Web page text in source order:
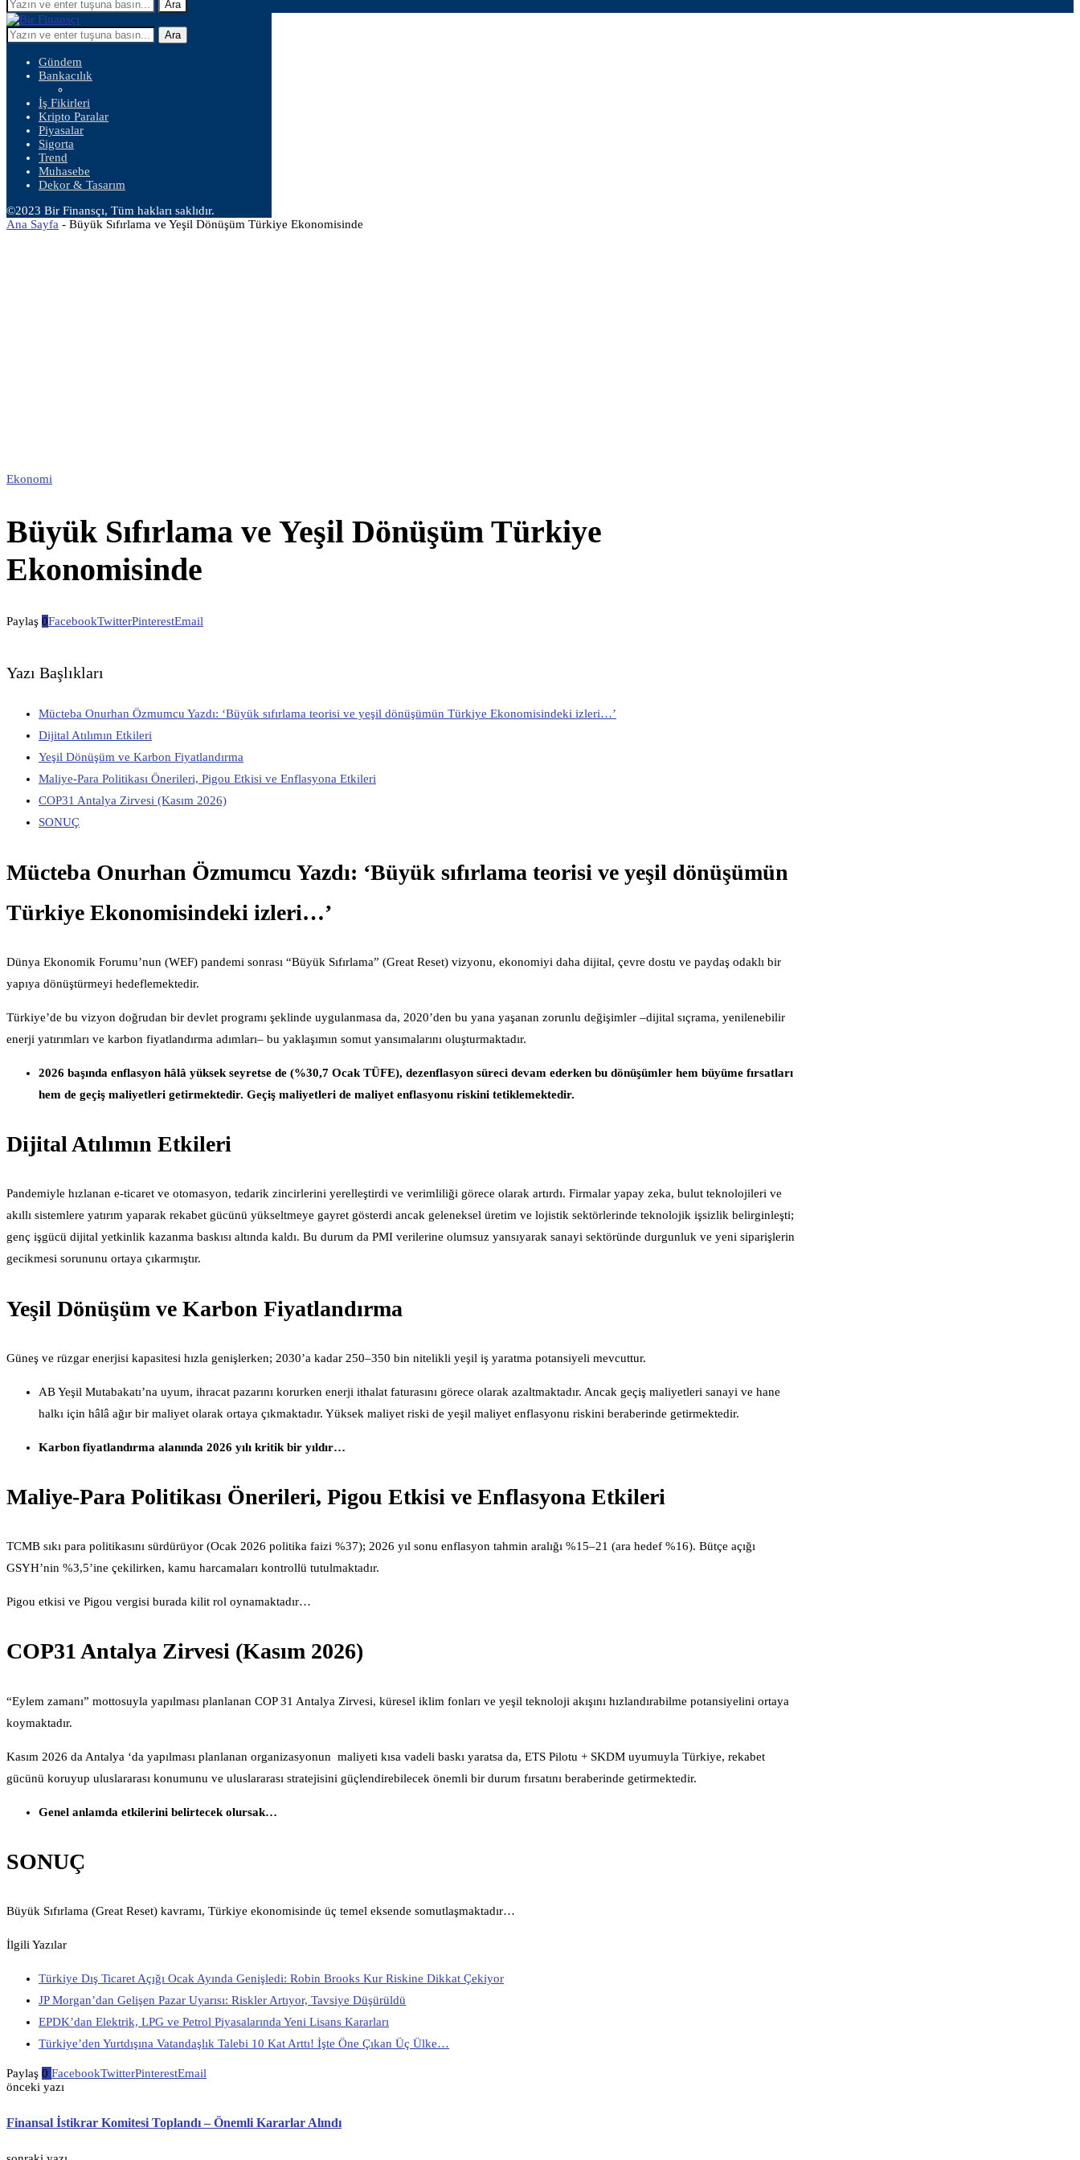
Ara
Ara
Gündem
Bankacılık
İş Fikirleri
Kripto Paralar
Piyasalar
Sigorta
Trend
Muhasebe
Dekor & Tasarım
©2023 Bir Finansçı, Tüm hakları saklıdır.
Ana Sayfa - Büyük Sıfırlama ve Yeşil Dönüşüm Türkiye Ekonomisinde
Ekonomi
Büyük Sıfırlama ve Yeşil Dönüşüm Türkiye
Ekonomisinde
Paylaş 0FacebookTwitterPinterestEmail
Yazı Başlıkları
Mücteba Onurhan Özmumcu Yazdı: ‘Büyük sıfırlama teorisi ve yeşil dönüşümün Türkiye Ekonomisindeki izleri…’
Dijital Atılımın Etkileri
Yeşil Dönüşüm ve Karbon Fiyatlandırma
Maliye-Para Politikası Önerileri, Pigou Etkisi ve Enflasyona Etkileri
COP31 Antalya Zirvesi (Kasım 2026)
SONUÇ
Mücteba Onurhan Özmumcu Yazdı: ‘Büyük sıfırlama teorisi ve yeşil dönüşümün
Türkiye Ekonomisindeki izleri…’
Dünya Ekonomik Forumu’nun (WEF) pandemi sonrası “Büyük Sıfırlama” (Great Reset) vizyonu, ekonomiyi daha dijital, çevre dostu ve paydaş odaklı bir
yapıya dönüştürmeyi hedeflemektedir.
Türkiye’de bu vizyon doğrudan bir devlet programı şeklinde uygulanmasa da, 2020’den bu yana yaşanan zorunlu değişimler –dijital sıçrama, yenilenebilir
enerji yatırımları ve karbon fiyatlandırma adımları– bu yaklaşımın somut yansımalarını oluşturmaktadır.
2026 başında enflasyon hâlâ yüksek seyretse de (%30,7 Ocak TÜFE), dezenflasyon süreci devam ederken bu dönüşümler hem büyüme fırsatları
hem de geçiş maliyetleri getirmektedir. Geçiş maliyetleri de maliyet enflasyonu riskini tetiklemektedir.
Dijital Atılımın Etkileri
Pandemiyle hızlanan e-ticaret ve otomasyon, tedarik zincirlerini yerelleştirdi ve verimliliği görece olarak artırdı. Firmalar yapay zeka, bulut teknolojileri ve
akıllı sistemlere yatırım yaparak rekabet gücünü yükseltmeye gayret gösterdi ancak geleneksel üretim ve lojistik sektörlerinde teknolojik işsizlik belirginleşti;
genç işgücü dijital yetkinlik kazanma baskısı altında kaldı. Bu durum da PMI verilerine olumsuz yansıyarak sanayi sektöründe durgunluk ve yeni siparişlerin
gecikmesi sorununu ortaya çıkarmıştır.
Yeşil Dönüşüm ve Karbon Fiyatlandırma
Güneş ve rüzgar enerjisi kapasitesi hızla genişlerken; 2030’a kadar 250–350 bin nitelikli yeşil iş yaratma potansiyeli mevcuttur.
AB Yeşil Mutabakatı’na uyum, ihracat pazarını korurken enerji ithalat faturasını görece olarak azaltmaktadır. Ancak geçiş maliyetleri sanayi ve hane
halkı için hâlâ ağır bir maliyet olarak ortaya çıkmaktadır. Yüksek maliyet riski de yeşil maliyet enflasyonu riskini beraberinde getirmektedir.
Karbon fiyatlandırma alanında 2026 yılı kritik bir yıldır…
Maliye-Para Politikası Önerileri, Pigou Etkisi ve Enflasyona Etkileri
TCMB sıkı para politikasını sürdürüyor (Ocak 2026 politika faizi %37); 2026 yıl sonu enflasyon tahmin aralığı %15–21 (ara hedef %16). Bütçe açığı
GSYH’nin %3,5’ine çekilirken, kamu harcamaları kontrollü tutulmaktadır.
Pigou etkisi ve Pigou vergisi burada kilit rol oynamaktadır…
COP31 Antalya Zirvesi (Kasım 2026)
“Eylem zamanı” mottosuyla yapılması planlanan COP 31 Antalya Zirvesi, küresel iklim fonları ve yeşil teknoloji akışını hızlandırabilme potansiyelini ortaya
koymaktadır.
Kasım 2026 da Antalya ‘da yapılması planlanan organizasyonun maliyeti kısa vadeli baskı yaratsa da, ETS Pilotu + SKDM uyumuyla Türkiye, rekabet
gücünü koruyup uluslararası konumunu ve uluslararası stratejisini güçlendirebilecek önemli bir durum fırsatını beraberinde getirmektedir.
Genel anlamda etkilerini belirtecek olursak…
SONUÇ
Büyük Sıfırlama (Great Reset) kavramı, Türkiye ekonomisinde üç temel eksende somutlaşmaktadır…
İlgili Yazılar
Türkiye Dış Ticaret Açığı Ocak Ayında Genişledi: Robin Brooks Kur Riskine Dikkat Çekiyor
JP Morgan’dan Gelişen Pazar Uyarısı: Riskler Artıyor, Tavsiye Düşürüldü
EPDK’dan Elektrik, LPG ve Petrol Piyasalarında Yeni Lisans Kararları
Türkiye’den Yurtdışına Vatandaşlık Talebi 10 Kat Arttı! İşte Öne Çıkan Üç Ülke…
Paylaş 0 FacebookTwitterPinterestEmail
önceki yazı
Finansal İstikrar Komitesi Toplandı – Önemli Kararlar Alındı